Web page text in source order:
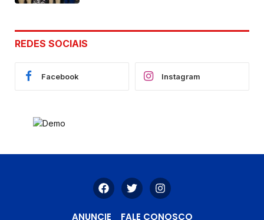
REDES SOCIAIS
Facebook Instagram
ANUNCIE FALE CONOSCO